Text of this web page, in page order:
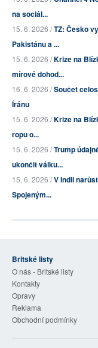
na sociál...
15. 6. 2026 /TZ: Česko
Pakistánu a ...
15. 6. 2026 /Krize na
mírové dohod...
16. 6. 2026 /Součet
Íránu
15. 6. 2026 /Krize na
ropu o...
15. 6. 2026 /Trump
ukončit válku...
15. 6. 2026 /V Indii
Spojeným...
Britské listy
O nás - Britské listy
Kontakty
Opravy
Reklama
Obchodní podmínky